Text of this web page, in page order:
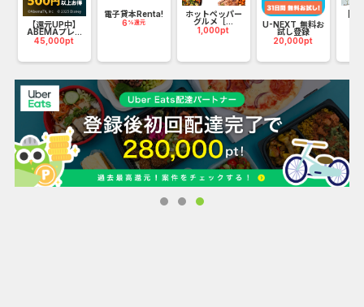
◯毛玉取り無料
◯抗菌洗浄無料
◯付属品無料
【還元UP中】
ABEMAプレ...
45,000pt
電子貸本Renta!
6 %還元
ホットペッパー
グルメ［...
1,000pt
U-NEXT_無料お
試し登録
20,000pt